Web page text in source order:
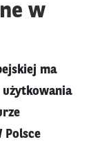
w
ma
Polsce